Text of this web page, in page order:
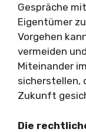
Gespräche
Eigentümer
Vorgehen
vermeiden
Miteinander
sicherstellen,
Zukunft
Die